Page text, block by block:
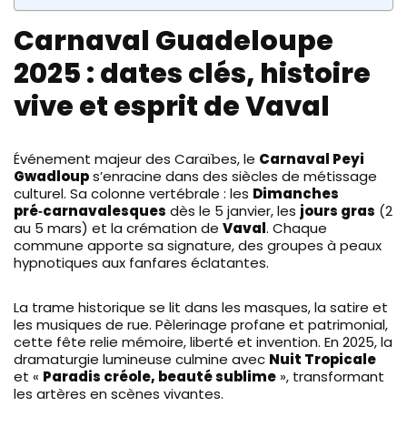
Carnaval Guadeloupe
2025 : dates clés, histoire
vive et esprit de Vaval
Événement majeur des Caraïbes, le Carnaval Peyi
Gwadloups’enracine dans des siècles de métissage
culturel. Sa colonne vertébrale : les Dimanches
pré‑carnavalesques dès le 5 janvier, les jours gras (2
au 5 mars) et la crémation de Vaval. Chaque
commune apporte sa signature, des groupes à peaux
hypnotiques aux fanfares éclatantes.
La trame historique se lit dans les masques, la satire et
les musiques de rue. Pèlerinage profane et patrimonial,
cette fête relie mémoire, liberté et invention. En 2025, la
dramaturgie lumineuse culmine avec Nuit Tropicale
et « Paradis créole, beauté sublime », transformant
les artères en scènes vivantes.